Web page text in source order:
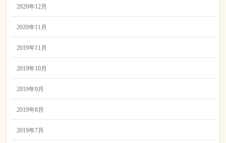
2020年12月
2020年11月
2019年11月
2019年10月
2019年9月
2019年8月
2019年7月